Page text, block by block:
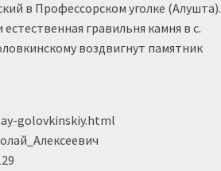
в Профессорском уголке (Алушта).
гравильня камня в с.
воздвигнут памятник
golovkinskiy.html